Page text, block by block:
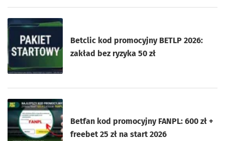
Betclic kod promocyjny BETLP 2026:
zakład bez ryzyka 50 zł
Betfan kod promocyjny FANPL: 600 zł +
freebet 25 zł na start 2026